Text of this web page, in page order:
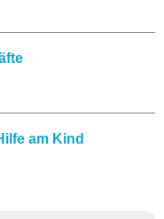
am Kind